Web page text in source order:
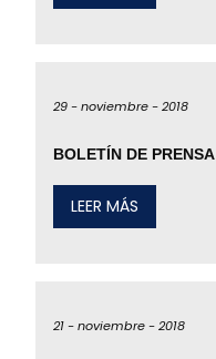
29 -noviembre -2018
BOLETÍN DE PRENSA
LEER MÁS
21 -noviembre -2018